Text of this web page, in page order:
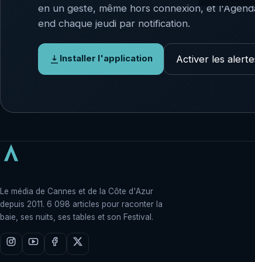
en un geste, même hors connexion, et
end chaque jeudi par notification.
Installer l'application Activer les
Le média de Cannes et de la Côte d'Azur
depuis 2011. 6 098 articles pour raconter la
baie, ses nuits, ses tables et son Festival.